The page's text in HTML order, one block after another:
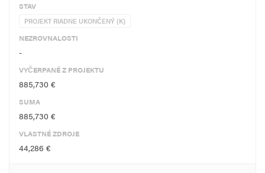
STAV
PROJEKT RIADNE UKONČENÝ (K)
NEZROVNALOSTI
-
VYČERPANÉ Z PROJEKTU
885,730 €
SUMA
885,730 €
VLASTNÉ ZDROJE
44,286 €